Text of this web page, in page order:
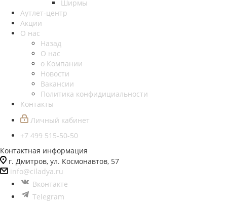
Ширмы
Аутлет-центр
Акции
О нас
Назад
О нас
о Компании
Новости
Вакансии
Политика конфидициальности
Контакты
Личный кабинет
+7 499 515-50-50
Контактная информация
г. Дмитров, ул. Космонавтов, 57
info@ciladya.ru
Вконтакте
Telegram